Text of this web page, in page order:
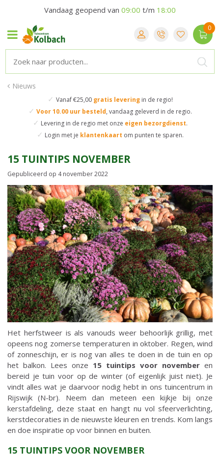
Nieuws
✓ Vanaf €25,00 gratis leveringin de regio!
✓ Voor 10.00 uur besteld, vandaag geleverd in de regio.
✓ Levering in de regio met onze eigen bezorgdienst.
✓ Login met je klantenkaart om punten te sparen.
Vandaag geopend van 09:00 t/m 18:00
15 TUINTIPS NOVEMBER
Gepubliceerd op 4 november 2022
Het herfstweer is als vanouds weer behoorlijk grillig, met
opeens nog zomerse temperaturen in oktober. Regen, wind
of zonneschijn, er is nog van alles te doen in de tuin en op
het balkon. Lees onze 15 tuintips voor november en
bereid je tuin voor op de winter (of eigenlijk juist niet). Je
vindt alles wat je daarvoor nodig hebt in ons tuincentrum in
Rijswijk (N-br). Neem dan meteen een kijkje bij onze
kerstafdeling, deze staat en hangt nu vol sfeerverlichting,
kerstdecoraties in de nieuwste kleuren en trends. Kom langs
en doe inspiratie op voor binnen en buiten.
15 TUINTIPS VOOR NOVEMBER